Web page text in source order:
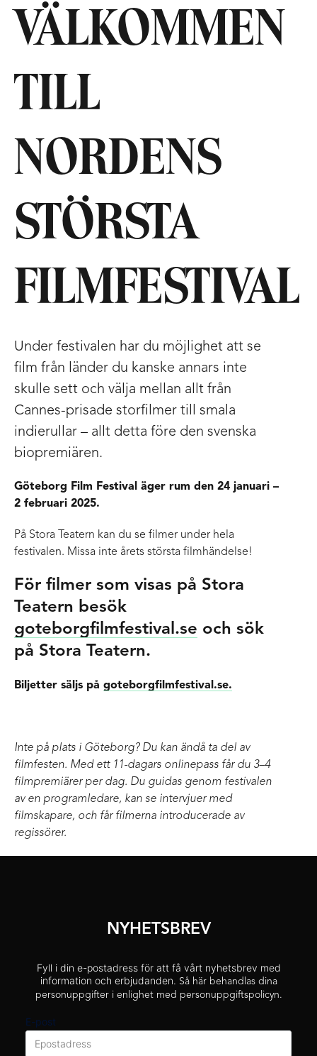
VÄLKOMMEN
TILL
NORDENS
STÖRSTA
FILMFESTIVAL
Under festivalen har du möjlighet att se
film från länder du kanske annars inte
skulle sett och välja mellan allt från
Cannes-prisade storfilmer till smala
indierullar – allt detta före den svenska
biopremiären.
Göteborg Film Festival äger rum den 24 januari –
2 februari 2025.
På Stora Teatern kan du se filmer under hela
festivalen. Missa inte årets största filmhändelse!
För filmer som visas på Stora
Teatern besök
goteborgfilmfestival.se och sök
på Stora Teatern.
Biljetter säljs på goteborgfilmfestival.se.
Inte på plats i Göteborg? Du kan ändå ta del av
filmfesten. Med ett 11-dagars onlinepass får du 3–4
filmpremiärer per dag. Du guidas genom festivalen
av en programledare, kan se intervjuer med
filmskapare, och får filmerna introducerade av
regissörer.
NYHETSBREV
Fyll i din e-postadress för att få vårt nyhetsbrev med
information och erbjudanden. Så här behandlas dina
personuppgifter i enlighet med personuppgiftspolicyn.
E-post